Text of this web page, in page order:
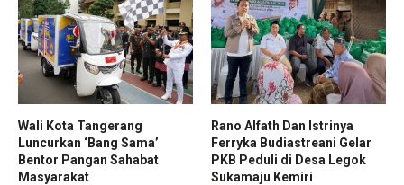
Wali Kota Tangerang
Luncurkan ‘Bang Sama’
Bentor Pangan Sahabat
Masyarakat
Rano Alfath Dan Istrinya
Ferryka Budiastreani Gelar
PKB Peduli di Desa Legok
Sukamaju Kemiri